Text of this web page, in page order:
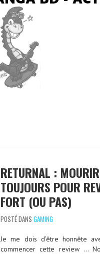
RETURNAL :
TOUJOURS POUR
FORT (OU PAS)
POSTÉ DANS GAMING
Je me dois d’être honnête
commencer cette review …